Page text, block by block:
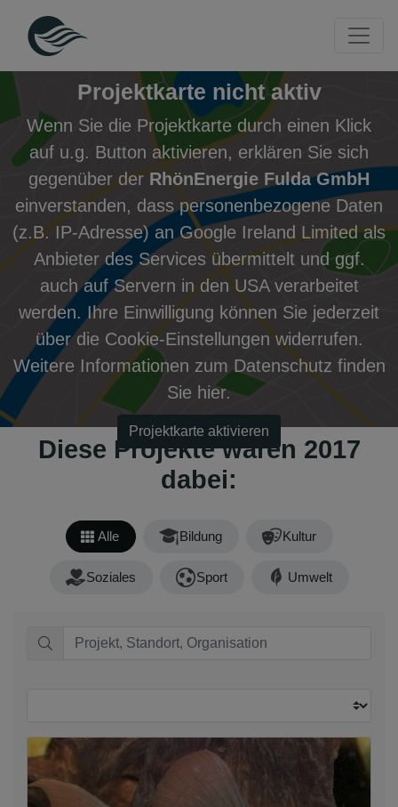
Seite
Klicken Sie, um die Navigation zu überspringen und zum
Archiv der Gewinnerprojekte
Projekte entdecken
Karte überspringen und zum Abschnitt der Projektkacheln
Diese Karte zeigt die Standorte der Projekte
Projektkarte nicht aktiv
Wenn Sie die Projektkarte durch einen Klick
auf u.g. Button aktivieren, erklären Sie sich
gegenüber der RhönEnergie Fulda GmbH
einverstanden, dass personenbezogene Daten
(z.B. IP-Adresse) an Google Ireland Limited als
Anbieter des Services übermittelt und ggf.
auch auf Servern in den USA verarbeitet
werden. Ihre Einwilligung können Sie jederzeit
über die Cookie-Einstellungen widerrufen.
Weitere Informationen zum Datenschutz finden
Sie hier.
Projektkarte aktivieren
Diese Projekte waren 2017
dabei:
Alle Bildung Kultur
Soziales Sport Umwelt